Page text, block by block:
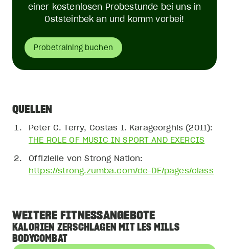
einer kostenlosen Probestunde bei uns in
Oststeinbek an und komm vorbei!
Probetraining buchen
QUELLEN
Peter C. Terry, Costas I. Karageorghis (2011):
THE ROLE OF MUSIC IN SPORT AND EXERCIS
Offizielle von Strong Nation:
https://strong.zumba.com/de-DE/pages/class
WEITERE FITNESSANGEBOTE
KALORIEN ZERSCHLAGEN MIT LES MILLS
BODYCOMBAT